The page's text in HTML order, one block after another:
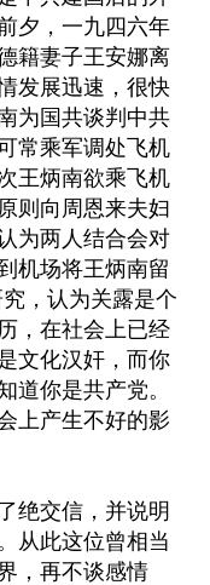
夕，一九四六年
籍妻子王安娜离
发展迅速，很快
为国共谈判中共
常乘军调处飞机
王炳南欲乘飞机
则向周恩来夫妇
为两人结合会对
机场将王炳南留
，认为关露是个
，在社会上已经
文化汉奸，而你
道你是共产党。
上产生不好的影
绝交信，并说明
从此这位曾相当
，再不谈感情